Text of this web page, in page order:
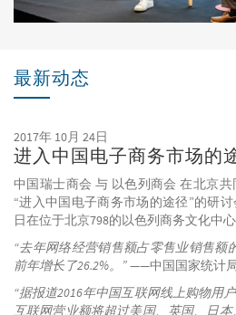
最新动态
2017年 10月 24日
进入中国电子商务市场的
中国瑞士商会 与 以色列商会 在北京
“进入中国电子商务市场的途径”的研
日在位于北京798的以色列商务文化中心
“去年网络经营销售额占零售业销售额
前年增长了26.2%。”——中国国家统计
“据报道2016年中国互联网线上购物用
互联网营业额将超过美国、英国、日